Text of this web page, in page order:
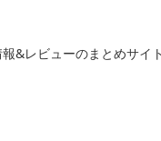
&レビューのまとめサイ